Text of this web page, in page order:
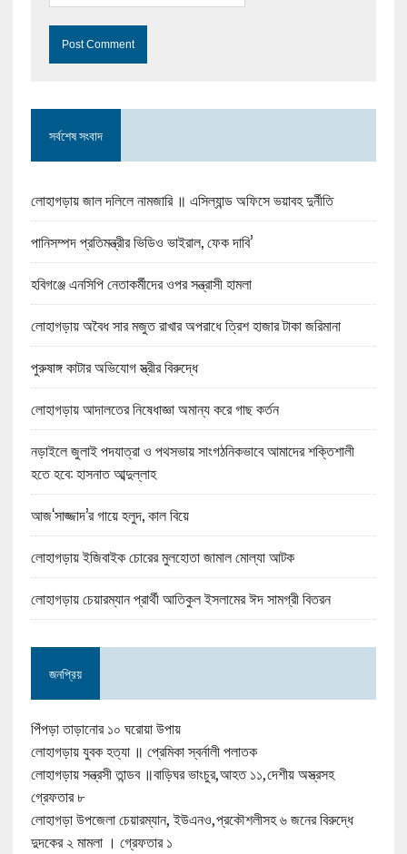
সর্বশেষ সংবাদ
লোহাগড়ায় জাল দলিলে নামজারি ॥ এসিল্যান্ড অফিসে ভয়াবহ দুর্নীতি
পানিসম্পদ প্রতিমন্ত্রীর ভিডিও ভাইরাল, ফেক দাবি’
হবিগঞ্জে এনসিপি নেতাকর্মীদের ওপর সন্ত্রাসী হামলা
লোহাগড়ায় অবৈধ সার মজুত রাখার অপরাধে ত্রিশ হাজার টাকা জরিমানা
পুরুষাঙ্গ কাটার অভিযোগ স্ত্রীর বিরুদ্ধে
লোহাগড়ায় আদালতের নিষেধাজ্ঞা অমান্য করে গাছ কর্তন
নড়াইলে জুলাই পদযাত্রা ও পথসভায় সাংগঠনিকভাবে আমাদের শক্তিশালী
হতে হবে: হাসনাত আব্দুল্লাহ
আজ‘সাজ্জাদ’র গায়ে হলুদ, কাল বিয়ে
লোহাগড়ায় ইজিবাইক চোরের মুলহোতা জামাল মোল্যা আটক
লোহাগড়ায় চেয়ারম্যান প্রার্থী আতিকুল ইসলামের ঈদ সামগ্রী বিতরন
জনপ্রিয়
পিঁপড়া তাড়ানোর ১০ ঘরোয়া উপায়
লোহাগড়ায় যুবক হত্যা ॥ প্রেমিকা স্বর্নালী পলাতক
লোহাগড়ায় সন্ত্রসী তান্ডব ॥বাড়িঘর ভাংচুর,আহত ১১,দেশীয় অস্ত্রসহ
গ্রেফতার ৮
লোহাগড়া উপজেলা চেয়ারম্যান, ইউএনও,প্রকৌশলীসহ ৬ জনের বিরুদ্ধে
দুদকের ২ মামলা । গ্রেফতার ১